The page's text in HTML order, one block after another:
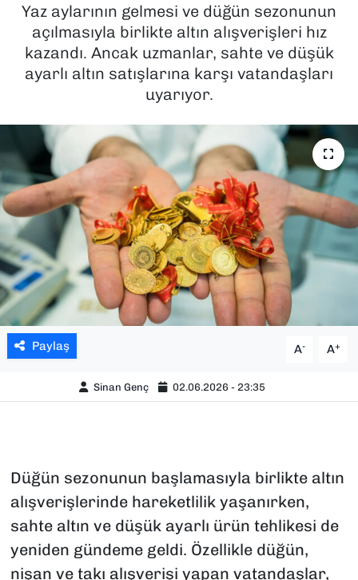
Yaz aylarının gelmesi ve düğün sezonunun
açılmasıyla birlikte altın alışverişleri hız
kazandı. Ancak uzmanlar, sahte ve düşük
ayarlı altın satışlarına karşı vatandaşları
uyarıyor.
Paylaş A- A+
Sinan Genç 02.06.2026 - 23:35
Düğün sezonunun başlamasıyla birlikte altın
alışverişlerinde hareketlilik yaşanırken,
sahte altın ve düşük ayarlı ürün tehlikesi de
yeniden gündeme geldi. Özellikle düğün,
nişan ve takı alışverişi yapan vatandaşlar,
MAGAZİN
POLİTİKA
SPOR
TEKNOLOJİ
YAŞAM
YEREL YÖNETİMLER
Haber Arşivi